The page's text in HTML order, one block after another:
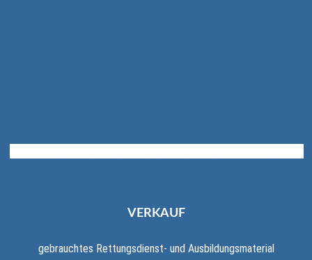
VERKAUF
gebrauchtes Rettungsdienst- und Ausbildungsmaterial